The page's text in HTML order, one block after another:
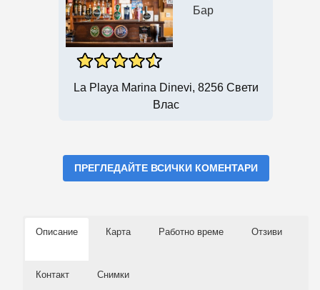
Бар
La Playa Marina Dinevi, 8256 Свети
Влас
ПРЕГЛЕДАЙТЕ ВСИЧКИ КОМЕНТАРИ
Описание Карта Работно време Отзиви
Контакт Снимки